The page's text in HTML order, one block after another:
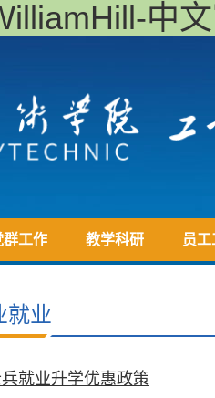
中
群工作 教学科研 员
就业
就业升学优惠政策